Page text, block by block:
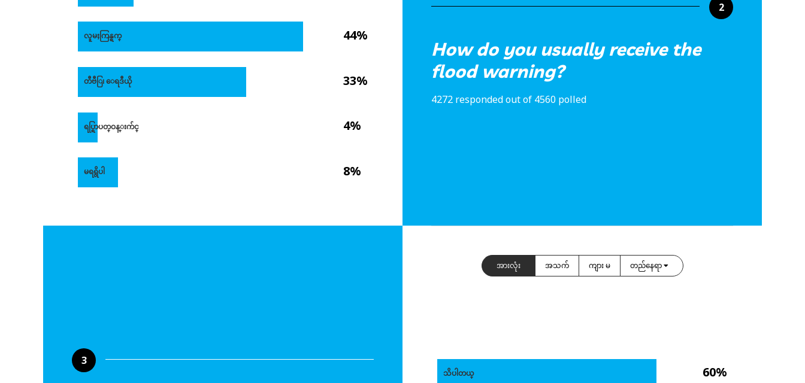
2
How do you usually receive the
flood warning?
4272 responded out of 4560 polled
44%
33%
4%
8%
လူမႈကြန္ရက္
တီဗီြ၊ ေရဒီယို
ရပ္ရြာပတ္ဝန္းက်င္
မရရွိပါ
3
အားလုံး အသက် ကျား မ တည်နေရာ
60%
သိပါတယ္